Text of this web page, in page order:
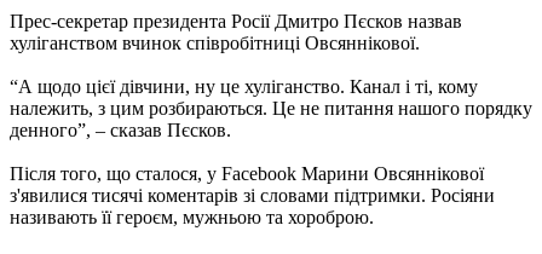
Прес-секретар президента Росії Дмитро Пєсков назвав
хуліганством вчинок співробітниці Овсяннікової.
“А щодо цієї дівчини, ну це хуліганство. Канал і ті, кому
належить, з цим розбираються. Це не питання нашого порядку
денного”, – сказав Пєсков.
Після того, що сталося, у Facebook Марини Овсяннікової
з'явилися тисячі коментарів зі словами підтримки. Росіяни
називають її героєм, мужньою та хороброю.